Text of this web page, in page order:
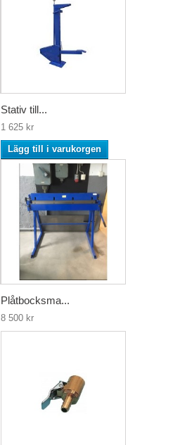
Stativ till...
1 625 kr
Lägg till i varukorgen
Plåtbocksma...
8 500 kr